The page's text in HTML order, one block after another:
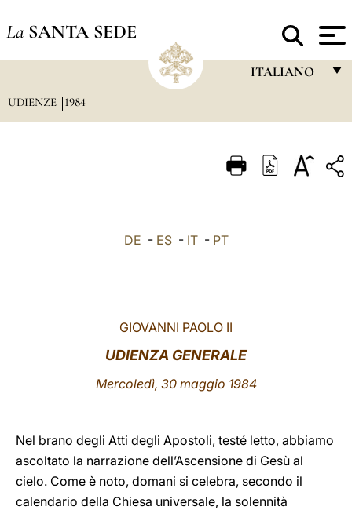
La SANTA SEDE
ITALIANO
ITALIANO
LATINE
UDIENZE 1984
DE - ES- IT- PT
GIOVANNI PAOLO II
UDIENZA GENERALE
Mercoledì, 30 maggio 1984
Nel brano degli Atti degli Apostoli, testé letto, abbiamo
ascoltato la narrazione dell’Ascensione di Gesù al
cielo. Come è noto, domani si celebra, secondo il
calendario della Chiesa universale, la solennità